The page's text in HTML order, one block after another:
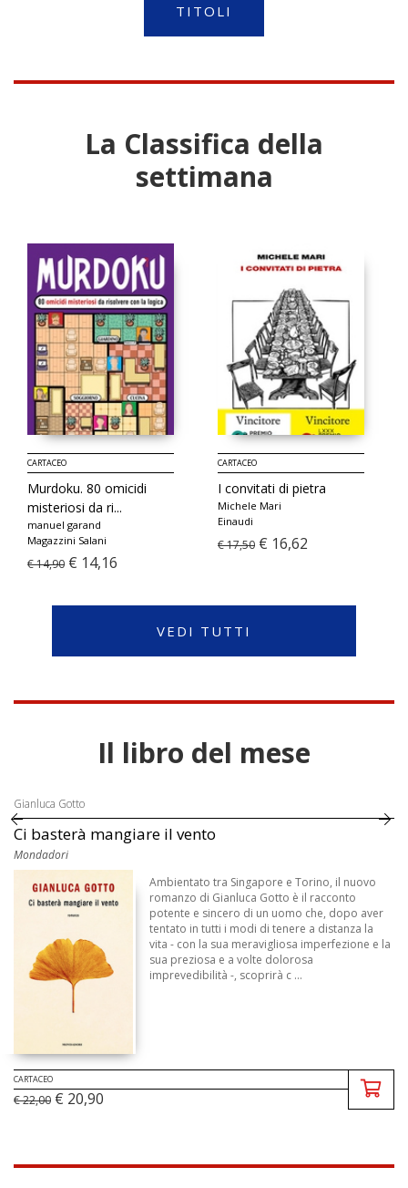
TITOLI
La Classifica della
settimana
CARTACEO
Murdoku. 80 omicidi
misteriosi da ri...
manuel garand
Magazzini Salani
€ 14,90 € 14,16
CARTACEO
I convitati di pietra
Michele Mari
Einaudi
€ 17,50 € 16,62
VEDI TUTTI
Il libro del mese
Gianluca Gotto
Ci basterà mangiare il vento
Mondadori
Ambientato tra Singapore e Torino, il nuovo
romanzo di Gianluca Gotto è il racconto
potente e sincero di un uomo che, dopo aver
tentato in tutti i modi di tenere a distanza la
vita - con la sua meravigliosa imperfezione e la
sua preziosa e a volte dolorosa
imprevedibilità -, scoprirà c ...
CARTACEO
€ 22,00 € 20,90